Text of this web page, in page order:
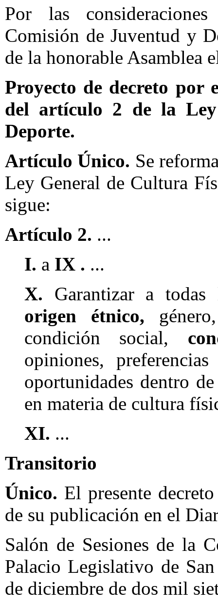
Por las consideraciones
Comisión de Juventud y
de la honorable Asamblea
Proyecto de decreto por
del artículo 2 de la
Deporte.
Artículo Único. Se
Ley General de Cultura
sigue:
Artículo 2. ...
I. a IX . ...
X. Garantizar a
origen étnico,
condición social,
opiniones,
oportunidades dentro
en materia de cultura
XI. ...
Transitorio
Único. El presente
de su publicación en el
Salón de Sesiones de la
Palacio Legislativo de
de diciembre de dos mil